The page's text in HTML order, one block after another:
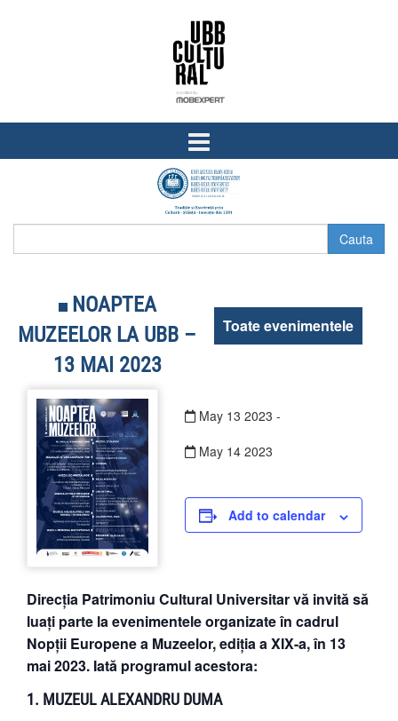
Toate evenimentele
NOAPTEA
MUZEELOR LA UBB –
13 MAI 2023
May 13 2023 -
May 14 2023
Add to calendar
Direcția Patrimoniu Cultural Universitar vă invită să
luați parte la evenimentele organizate în cadrul
Nopții Europene a Muzeelor, ediția a XIX-a, în 13
mai 2023. Iată programul acestora:
1. MUZEUL ALEXANDRU DUMA